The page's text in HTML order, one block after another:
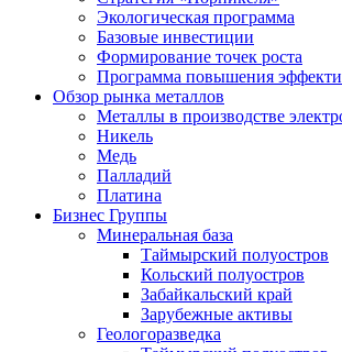
Экологическая программа
Базовые инвестиции
Формирование точек роста
Программа повышения
Обзор рынка металлов
Металлы в производстве
Никель
Медь
Палладий
Платина
Бизнес Группы
Минеральная база
Таймырский полуостров
Кольский полуостров
Забайкальский край
Зарубежные активы
Геологоразведка